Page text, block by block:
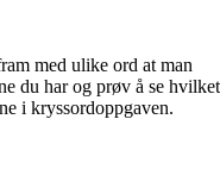
med ulike ord at man
du har og prøv å se hvilket
i kryssordoppgaven.